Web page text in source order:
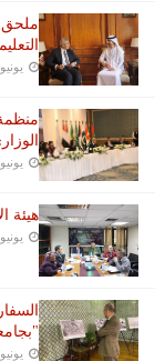
ملحق
يونيو 09, 2023
منظمة
يونيو 09, 2023
هيئة
يونيو 09, 2023
يونيو 09, 2023